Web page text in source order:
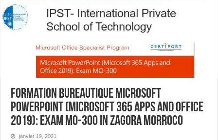
Formation Bureautique Microsoft
PowerPoint (Microsoft 365 Apps and Office
2019): Exam MO-300 In Zagora Morroco
janvier 19, 2021